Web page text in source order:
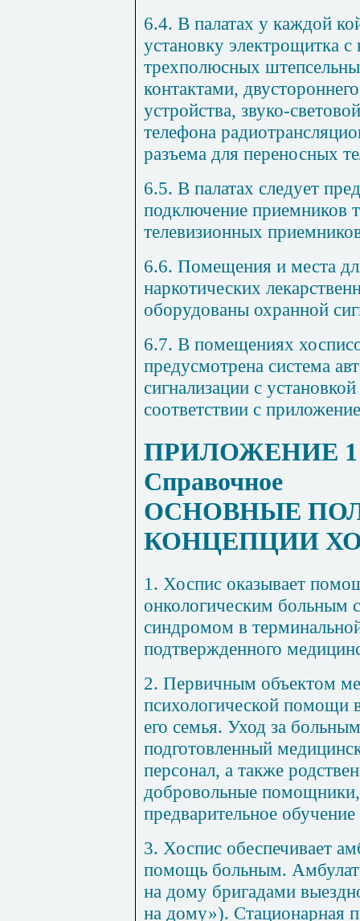
6.4. В палатах у каждой
установку электрощитка
трехполюсных
контактами,
устройства, звуко-
телефона
разъема для переносных
6.5. В палатах следует
подключение приемников
телевизионных
6.6. Помещения и места
наркотических
оборудованы охранной
6.7. В помещениях
предусмотрена система
сигнализации с
соответствии с
ПРИЛОЖЕНИЕ 1
Справочное
ОСНОВНЫЕ
КОНЦЕПЦИИ
1. Хоспис оказывает
онкологическим
синдромом в
подтвержденного
2. Первичным объектом
психологической помощи
его семья. Уход за
подготовленный
персонал, а также
добровольные
предварительное
3. Хоспис обеспечивает
помощь больным.
на дому бригадами
на дому»). Стационарная